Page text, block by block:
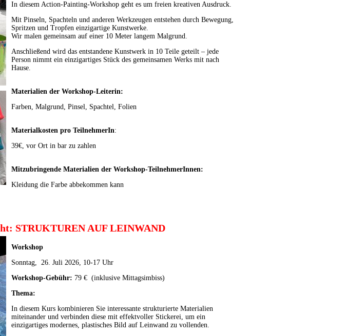
In diesem Action-Painting-Workshop geht es um freien kreativen Ausdruck.
Mit Pinseln, Spachteln und anderen Werkzeugen entstehen durch Bewegung,
Spritzen und Tropfen einzigartige Kunstwerke.
Wir malen gemeinsam auf einer 10 Meter langem Malgrund.
Anschließend wird das entstandene Kunstwerk in 10 Teile geteilt – jede
Person nimmt ein einzigartiges Stück des gemeinsamen Werks mit nach
Hause.
Materialien der Workshop-Leiterin:
Farben, Malgrund, Pinsel, Spachtel, Folien
Materialkosten pro TeilnehmerIn:
39€, vor Ort in bar zu zahlen
Mitzubringende Materialien der Workshop-TeilnehmerInnen:
Kleidung die Farbe abbekommen kann
STRUKTUREN AUF LEINWAND
Workshop
Sonntag, 26. Juli 2026, 10-17 Uhr
Workshop-Gebühr: 79 € (inklusive Mittagsimbiss)
Thema:
In diesem Kurs kombinieren Sie interessante strukturierte Materialien
miteinander und verbinden diese mit effektvoller Stickerei, um ein
einzigartiges modernes, plastisches Bild auf Leinwand zu vollenden.